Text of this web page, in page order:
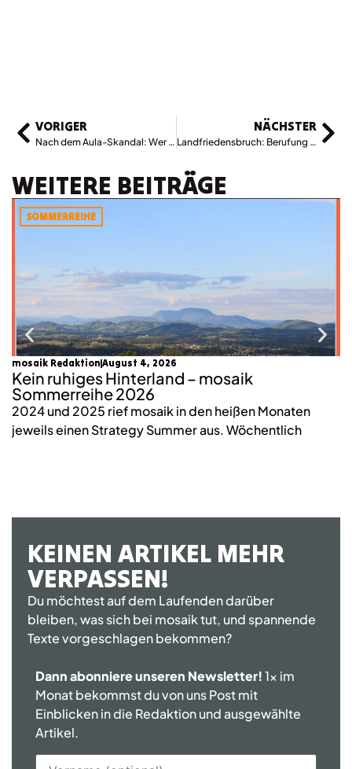
VORIGER
Nach dem Aula-Skandal: Wer waren die „Rechtsbrecher“ im KZ Mauthausen?
NÄCHSTER
Landfriedensbruch: Berufung abgewiesen
WEITERE BEITRÄGE
SOMMERREIHE
mosaik Redaktion August 4, 2026
Kein ruhiges Hinterland – mosaik
Sommerreihe 2026
2024 und 2025 rief mosaik in den heißen Monaten
jeweils einen Strategy Summer aus. Wöchentlich
KEINEN ARTIKEL MEHR
VERPASSEN!
Du möchtest auf dem Laufenden darüber
bleiben, was sich bei mosaik tut, und spannende
Texte vorgeschlagen bekommen?
Dann abonniere unseren Newsletter!1x im
Monat bekommst du von uns Post mit
Einblicken in die Redaktion und ausgewählte
Artikel.